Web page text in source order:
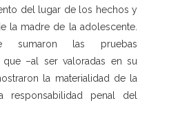
del lugar de los hechos y
la madre de la adolescente.
las pruebas
que –al ser valoradas en su
la materialidad de la
responsabilidad penal del